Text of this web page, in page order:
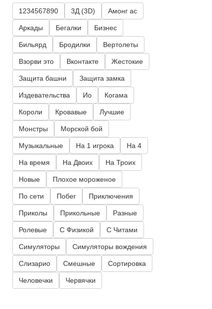
1234567890 3Д (3D) Амонг ас
Аркады Бегалки Бизнес
Бильярд Бродилки Вертолеты
Взорви это Вконтакте Жестокие
Защита башни Защита замка
Издевательства Ио Когама
Короли Кровавые Лучшие
Монстры Морской бой
Музыкальные На 1 игрока На 4
На время На Двоих На Троих
Новые Плохое мороженое
По сети Побег Приключения
Приколы Прикольные Разные
Ролевые С Физикой С Читами
Симуляторы Симуляторы вождения
Слизарио Смешные Сортировка
Человечки Червячки